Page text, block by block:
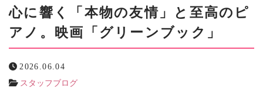
アクセス
よくある質問
ブログ
心に響く「本物の友情」と至高のピ
アノ。映画「グリーンブック」
2026.06.04
スタッフブログ